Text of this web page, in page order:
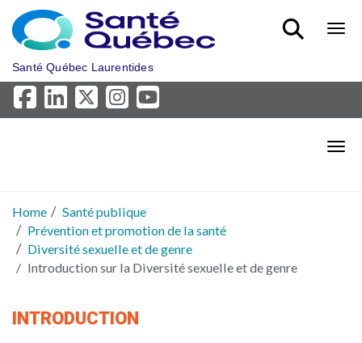
Skip to main content
Santé Québec Laurentides
Home
Santé publique
Prévention et promotion de la santé
Diversité sexuelle et de genre
Introduction sur la Diversité sexuelle et de genre
INTRODUCTION